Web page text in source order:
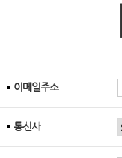
이메일주소
통신사